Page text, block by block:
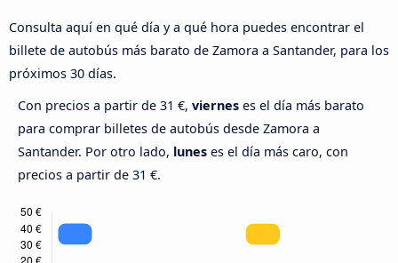
Consulta aquí en qué día y a qué hora puedes encontrar el
billete de autobús más barato de Zamora a Santander, para los
próximos 30 días.
Con precios a partir de 31 €, viernes es el día más barato
para comprar billetes de autobús desde Zamora a
Santander. Por otro lado, lunes es el día más caro, con
precios a partir de 31 €.